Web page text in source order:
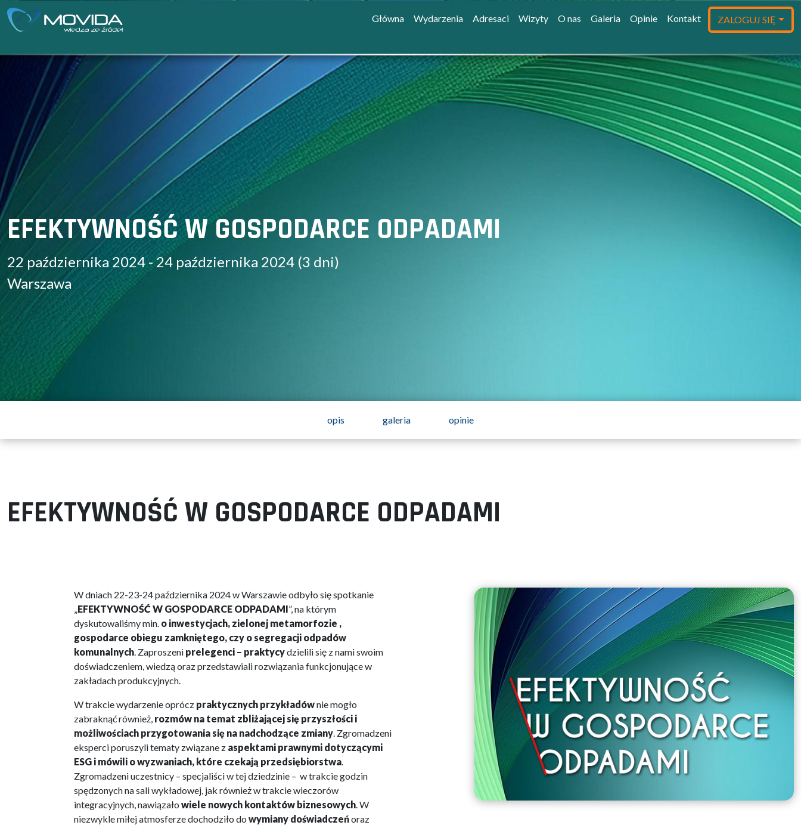
Główna Wydarzenia Adresaci Wizyty O nas Galeria Opinie Kontakt ZALOGUJ SIĘ
EFEKTYWNOŚĆ W GOSPODARCE ODPADAMI
22 października 2024 - 24 października 2024 (3 dni)
Warszawa
opis galeria opinie
EFEKTYWNOŚĆ W GOSPODARCE ODPADAMI
W dniach 22-23-24 października 2024 w Warszawie odbyło się spotkanie
„EFEKTYWNOŚĆ W GOSPODARCE ODPADAMI”, na którym
dyskutowaliśmy min. o inwestycjach, zielonej metamorfozie ,
gospodarce obiegu zamkniętego, czy o segregacji odpadów
komunalnych. Zaproszeni prelegenci – praktycydzielili się z nami swoim
doświadczeniem, wiedzą oraz przedstawiali rozwiązania funkcjonujące w
zakładach produkcyjnych.
W trakcie wydarzenie oprócz praktycznych przykładównie mogło
zabraknąć również, rozmów na temat zbliżającej się przyszłości i
możliwościach przygotowania się na nadchodzące zmiany. Zgromadzeni
eksperci poruszyli tematy związane z aspektami prawnymi dotyczącymi
ESG i mówili o wyzwaniach, które czekają przedsiębiorstwa.
Zgromadzeni uczestnicy – specjaliści w tej dziedzinie – w trakcie godzin
spędzonych na sali wykładowej, jak również w trakcie wieczorów
integracyjnych, nawiązało wiele nowych kontaktów biznesowych. W
niezwykle miłej atmosferze dochodziło do wymiany doświadczeńoraz